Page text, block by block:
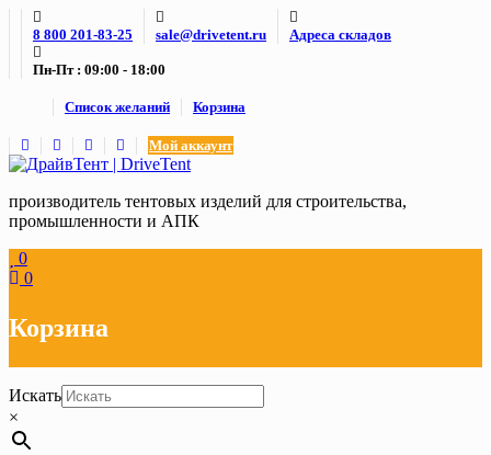
Skip
content
8 800 201-83-25 sale@drivetent.ru Адреса складов
Пн-Пт : 09:00 - 18:00
Список желаний Корзина
Мой аккаунт
производитель тентовых изделий для строительства,
промышленности и АПК
0
0
Корзина
Искать
×